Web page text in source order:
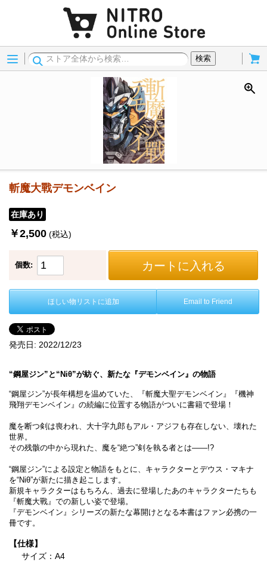
Menu
検索
斬魔大戰デモンベイン
在庫あり
￥2,500 (税込)
個数: カートに入れる
ほしい物リストに追加 Email to Friend
発売日: 2022/12/23
“鋼屋ジン”と“Niθ”が紡ぐ、新たな『デモンベイン』の物語
“鋼屋ジン”が長年構想を温めていた、『斬魔大聖デモンベイン』『機神
飛翔デモンベイン』の続編に位置する物語がついに書籍で登場！
魔を断つ剣は喪われ、大十字九郎もアル・アジフも存在しない、壊れた
世界。
その残骸の中から現れた、魔を“絶つ”剣を執る者とは――!?
“鋼屋ジン”による設定と物語をもとに、キャラクターとデウス・マキナ
を“Niθ”が新たに描き起こします。
新規キャラクターはもちろん、過去に登場したあのキャラクターたちも
『斬魔大戰』での新しい姿で登場。
『デモンベイン』シリーズの新たな幕開けとなる本書はファン必携の一
冊です。
【仕様】
サイズ：A4